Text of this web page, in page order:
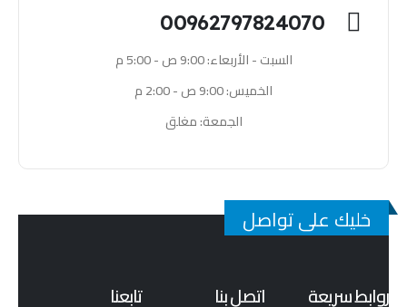
00962797824070
السبت - الأربعاء: 9:00 ص - 5:00 م
الخميس: 9:00 ص - 2:00 م
الجمعة: مغلق
خليك على تواصل
روابط سريعة اتصل بنا تابعنا